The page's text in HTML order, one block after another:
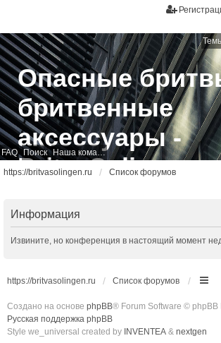
FAQ Поиск Наша команда
Опасные
бритвенные
аксессуары -
BritvaSolingen
https://britvasolingen.ru Список форумов
Информация
Извините, но конференция в настоящий момент
https://britvasolingen.ru Список форумов
Создано на основе phpBB® Forum Software © phpBB
Русская поддержка phpBB
Style we_universal created by INVENTEA & nextgen